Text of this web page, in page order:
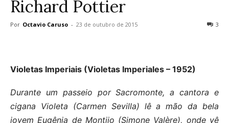
Richard Pottier
Por Octavio Caruso - 23 de outubro de 2015 3
Violetas Imperiais (Violetas Imperiales – 1952)
Durante um passeio por Sacromonte, a cantora e
cigana Violeta (Carmen Sevilla) lê a mão da bela
jovem Eugênia de Montijo (Simone Valère), onde vê